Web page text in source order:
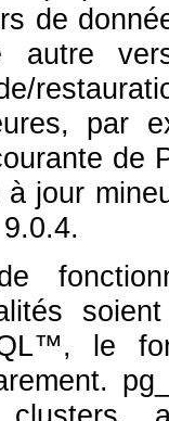
de
autre
par
de
à jour
™, le